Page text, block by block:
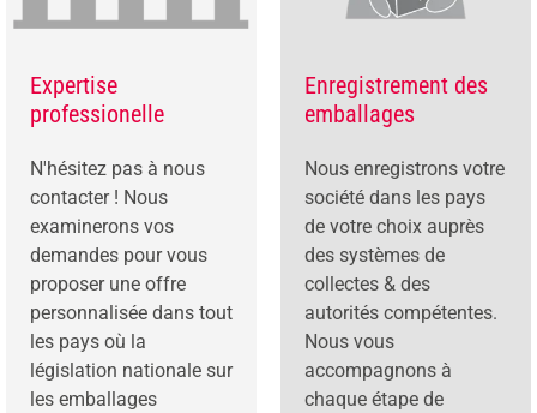
Expertise
professionelle
N'hésitez pas à nous
contacter ! Nous
examinerons vos
demandes pour vous
proposer une offre
personnalisée dans tout
les pays où la
législation nationale sur
les emballages
Enregistrement des
emballages
Nous enregistrons votre
société dans les pays
de votre choix auprès
des systèmes de
collectes & des
autorités compétentes.
Nous vous
accompagnons à
chaque étape de